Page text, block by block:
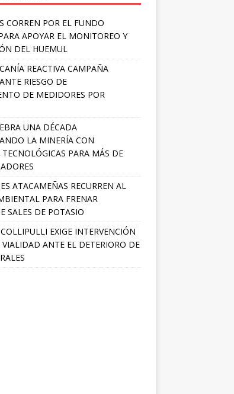
CORREN POR EL FUNDO
APOYAR EL MONITOREO Y
DEL HUEMUL
REACTIVA CAMPAÑA
RIESGO DE
DE MEDIDORES POR
UNA DÉCADA
LA MINERÍA CON
PARA MÁS DE
ATACAMEÑAS RECURREN AL
PARA FRENAR
SALES DE POTASIO
EXIGE INTERVENCIÓN
VIALIDAD ANTE EL DETERIORO DE